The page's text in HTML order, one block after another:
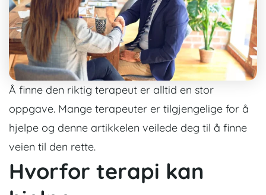
Å finne den riktig terapeut er alltid en stor
oppgave. Mange terapeuter er tilgjengelige for å
hjelpe og denne artikkelen veilede deg til å finne
veien til den rette.
Hvorfor terapi kan